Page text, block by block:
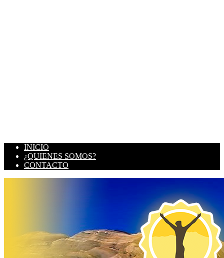
INICIO
¿QUIENES SOMOS?
CONTACTO